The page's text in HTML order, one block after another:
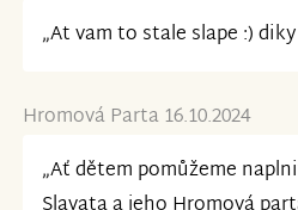
„At vam to stale slape :)
Hromová Parta 16.10.2024
„Ať dětem pomůžeme